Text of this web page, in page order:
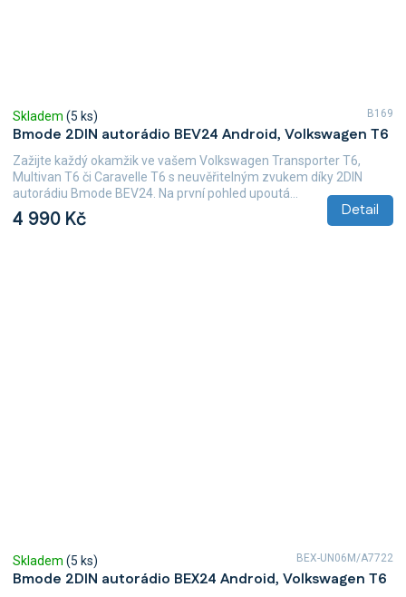
Bmode 2DIN autorádio BEV24 Android, Volkswagen T6
Skladem (5 ks)
4 990 Kč Detail
Zažijte každý okamžik ve vašem Volkswagen Transporter T6,
Multivan T6 či Caravelle T6 s neuvěřitelným zvukem díky 2DIN
autorádiu Bmode BEV24. Na první pohled upoutá...
B169
Bmode 2DIN autorádio BEX24 Android, Volkswagen T6
Skladem (5 ks) BEX-UN06M/A7722